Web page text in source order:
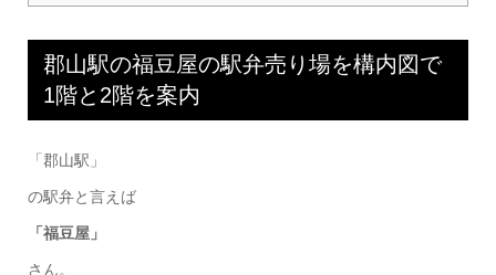
郡山駅の福豆屋の駅弁売り場を構内図で
1階と2階を案内
「郡山駅」
の駅弁と言えば
「福豆屋」
さん。